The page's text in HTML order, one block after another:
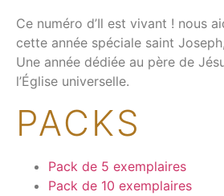
Ce numéro d’Il est vivant ! nous
cette année spéciale saint
Une année dédiée au père de
l’Église universelle.
PACKS
Pack de 5 exemplaires
Pack de 10 exemplaires